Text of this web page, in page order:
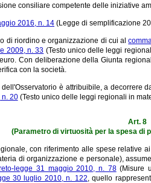
consiliare competente delle iniziative
2016, n. 14 (Legge di semplificazione
di riordino e organizzazione di cui al
2009, n. 33 (Testo unico delle leggi
Con deliberazione della Giunta
con la società.
è attribuibile, a decorrere
20(Testo unico delle leggi regionali in
Art. 8
(Parametro di virtuosità per la spesa di
con riferimento alle spese relative
di organizzazione e personale),
legge 31 maggio 2010, n. 78(Misure
30 luglio 2010, n. 122, quello